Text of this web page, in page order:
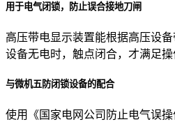
用于电气闭锁，防止误合接地刀闸
高压带电显示装置能根据高压设
设备无电时，触点闭合，才满足
与微机五防闭锁设备的配合
使用《国家电网公司防止电气误